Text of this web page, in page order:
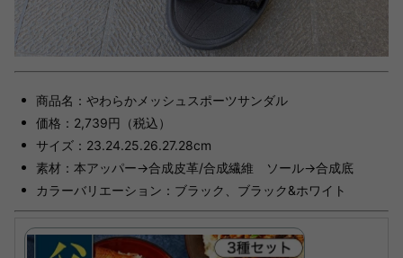
商品名：やわらかメッシュスポーツサンダル
価格：2,739円（税込）
サイズ：23.24.25.26.27.28cm
素材：本アッパー→合成皮革/合成繊維 ソール→合成底
カラーバリエーション：ブラック、ブラック&ホワイト